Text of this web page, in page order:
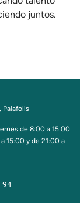
juntos.
Palafolls
de 8:00 a 15:00
15:00 y de 21:00 a
94